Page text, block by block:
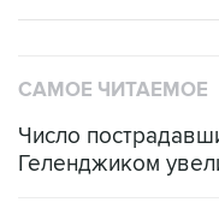
САМОЕ ЧИТАЕМОЕ
Число
Геленджиком